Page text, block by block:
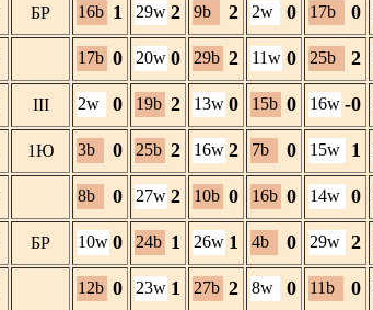
БР 16b 1 29w 2 9b 2 2w 0 17b 0
17b 0 20w 0 29b 2 11w 0 25b 2
III 2w 0 19b 2 13w 0 15b 0 16w -0
1Ю 3b 0 25b 2 16w 2 7b 0 15w 1
8b 0 27w 2 10b 0 16b 0 14w 0
БР 10w 0 24b 1 26w 1 4b 0 29w 2
12b 0 23w 1 27b 2 8w 0 11b 0